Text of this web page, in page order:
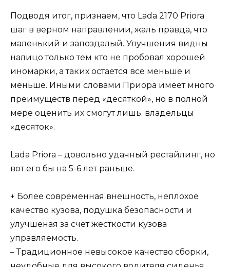
Подводя итог, признаем, что Lada 2170 Priora
шаг в верном направлении, жаль правда, что
маленький и запоздалый. Улучшения видны
налицо только тем кто не пробовал хорошей
иномарки, а таких остается все меньше и
меньше. Иными словами Приора имеет много
преимуществ перед «десяткой», но в полной
мере оценить их смогут лишь. владельцы
«десяток».
Lada Priora – довольно удачный рестайлинг, но
вот его бы на 5-6 лет раньше.
+ Более современная внешность, неплохое
качество кузова, подушка безопасности и
улучшеная за счет жесткости кузова
управляемость.
– Традиционное невысокое качество сборки,